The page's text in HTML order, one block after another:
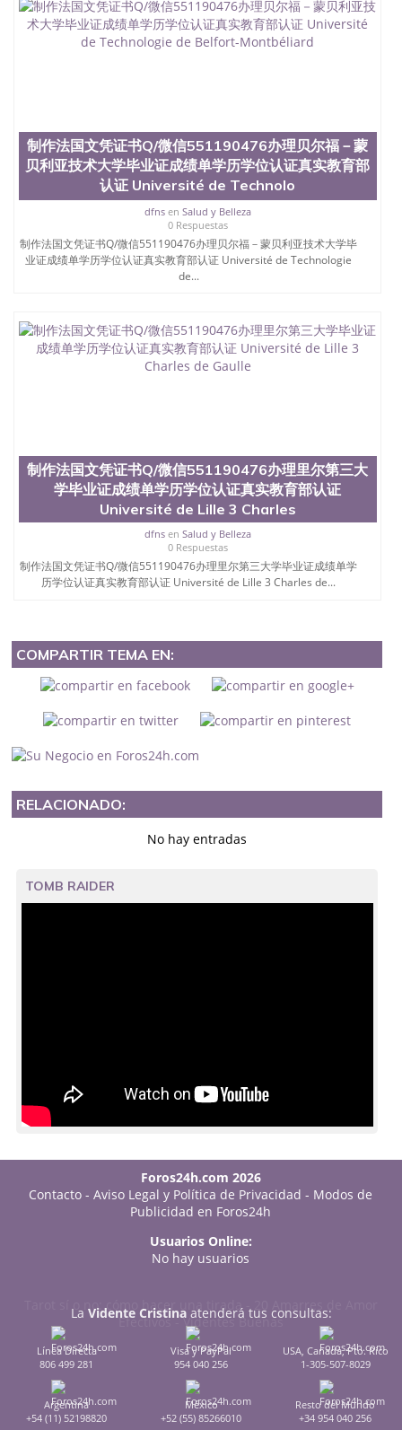
制作法国文凭证书Q/微信551190476办理贝尔福－蒙
贝利亚技术大学毕业证成绩单学历学位认证真实教育部
认证 Université de Technolo
dfnsen Salud y Belleza
0 Respuestas
制作法国文凭证书Q/微信551190476办理贝尔福－蒙贝利亚技术大学毕
业证成绩单学历学位认证真实教育部认证 Université de Technologie
de...
制作法国文凭证书Q/微信551190476办理里尔第三大
学毕业证成绩单学历学位认证真实教育部认证
Université de Lille 3 Charles
dfnsen Salud y Belleza
0 Respuestas
制作法国文凭证书Q/微信551190476办理里尔第三大学毕业证成绩单学
历学位认证真实教育部认证 Université de Lille 3 Charles de...
COMPARTIR TEMA EN:
RELACIONADO:
No hay entradas
TOMB RAIDER
Foros24h.com 2026
Contacto -Aviso Legal y Política de Privacidad - Modos de
Publicidad en Foros24h
Usuarios Online:
No hay usuarios
Tarot sí o no: cómo hacer una tirada-
20 Amarres de Amor
Efectivos-Videntes Buenas
La Vidente Cristinaatenderá tus consultas:
Línea Directa
806 499 281
Visa y PayPal
954 040 256
USA, Canadá, Pto. Rico
1-305-507-8029
Argentina
+54 (11) 52198820
México
+52 (55) 85266010
Resto del Mundo
+34 954 040 256